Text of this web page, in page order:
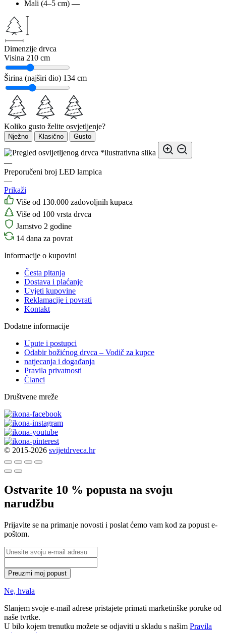
Mali (4–5 cm) —
Dimenzije drvca
Visina 210 cm
Širina (najširi dio) 134 cm
Koliko gusto želite osvjetljenje?
Nježno Klasično Gusto
*ilustrativna slika
—
Preporučeni broj LED lampica
—
Prikaži
Više od 130.000 zadovoljnih kupaca
Više od 100 vrsta drvca
Jamstvo 2 godine
14 dana za povrat
Informacije o kupovini
Česta pitanja
Dostava i plaćanje
Uvjeti kupovine
Reklamacije i povrati
Kontakt
Dodatne informacije
Upute i postupci
Odabir božićnog drvca – Vodič za kupce
natjecanja i događanja
Pravila privatnosti
Članci
Društvene mreže
© 2015-2026 svijetdrveca.hr
Ostvarite 10 % popusta na svoju
narudžbu
Prijavite se na primanje novosti i poslat ćemo vam kod za popust e-
poštom.
Preuzmi moj popust
Ne, hvala
Slanjem svoje e-mail adrese pristajete primati marketinške poruke od
naše tvrtke.
U bilo kojem trenutku možete se odjaviti u skladu s našim Pravila